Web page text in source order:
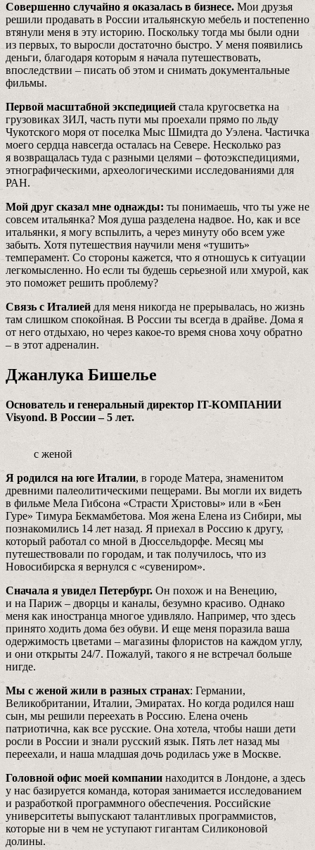
Совершенно случайно я оказалась в бизнесе. Мои друзья
решили продавать в России итальянскую мебель и постепенно
втянули меня в эту историю. Поскольку тогда мы были одни
из первых, то выросли достаточно быстро. У меня появились
деньги, благодаря которым я начала путешествовать,
впоследствии – писать об этом и снимать документальные
фильмы.
Первой масштабной экспедицией стала кругосветка на
грузовиках ЗИЛ, часть пути мы проехали прямо по льду
Чукотского моря от поселка Мыс Шмидта до Уэлена. Частичка
моего сердца навсегда осталась на Севере. Несколько раз
я возвращалась туда с разными целями – фотоэкспедициями,
этнографическими, археологическими исследованиями для
РАН.
Мой друг сказал мне однажды: ты понимаешь, что ты уже не
совсем итальянка? Моя душа разделена на­двое. Но, как и все
итальянки, я могу вспылить, а через минуту обо всем уже
забыть. Хотя путешествия научили меня «тушить»
темперамент. Со стороны кажется, что я отношусь к ситуации
легкомысленно. Но если ты будешь серьезной или хмурой, как
это поможет решить проблему?
Связь с Италией для меня никогда не прерывалась, но жизнь
там слишком спокойная. В России ты всегда в драйве. Дома я
от него отдыхаю, но через какое-то время снова хочу обратно
– в этот адреналин.
Джанлука Бишелье
Основатель и генеральный директор IT-КОМПАНИИ
Visyond. В России – 5 лет.
с женой
Я родился на юге Италии, в городе Матера, знаменитом
древними палеолитическими пещерами. Вы могли их видеть
в фильме Мела Гибсона «Страсти Христовы» или в «Бен
Гуре» Тимура Бекмамбетова. Моя жена Елена из Сибири, мы
познакомились 14 лет назад. Я приехал в Россию к другу,
который работал со мной в Дюссельдорфе. Месяц мы
путешествовали по городам, и так получилось, что из
Новосибирска я вернулся с «сувениром».
Сначала я увидел Петербург. Он похож и на Венецию,
и на Париж – дворцы и каналы, безумно красиво. Однако
меня как иностранца многое удивляло. Например, что здесь
принято ходить дома без обуви. И еще меня порази­ла ваша
одержимость цветами – магазины флористов на каждом углу,
и они открыты 24/7. Пожалуй, такого я не встречал больше
нигде.
Мы с женой жили в разных странах: Германии,
Великобритании, Италии, Эмиратах. Но когда родился наш
сын, мы решили переехать в Россию. Елена очень
патриотична, как все русские. Она хотела, чтобы наши дети
росли в России и знали русский язык. Пять лет назад мы
переехали, и наша младшая дочь родилась уже в Москве.
Головной офис моей компании находится в Лондоне, а здесь
у нас базируется команда, которая занимается исследованием
и разработкой программного обеспечения. Российские
университеты выпускают талантливых программистов,
которые ни в чем не уступают гигантам Силиконовой
долины.